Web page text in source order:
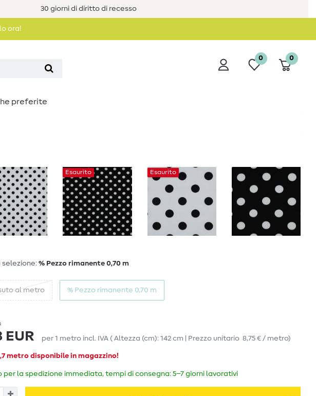
30 giorni di diritto di recesso
ora!
0 0
preferite
Esaurito Esaurito
selezione: % Pezzo rimanente 0,70 m
al metro % Pezzo rimanente 0,70 m
EUR per 1 metro incl. IVA ( Altezza (cm): 142 cm | Prezzo unitario 8,75 € / metro)
metro disponibile in magazzino!
per la spedizione immediata, tempi di consegna: 5–7 giorni lavorativi